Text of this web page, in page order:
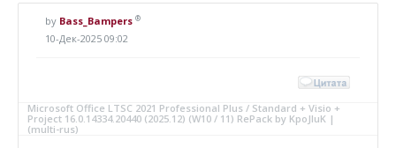
by Bass_Bampers ®
10-Дек-2025 09:02
Microsoft Office LTSC 2021 Professional Plus / Standard + Visio +
Project 16.0.14334.20440 (2025.12) (W10 / 11) RePack by KpoJIuK |
(multi-rus)